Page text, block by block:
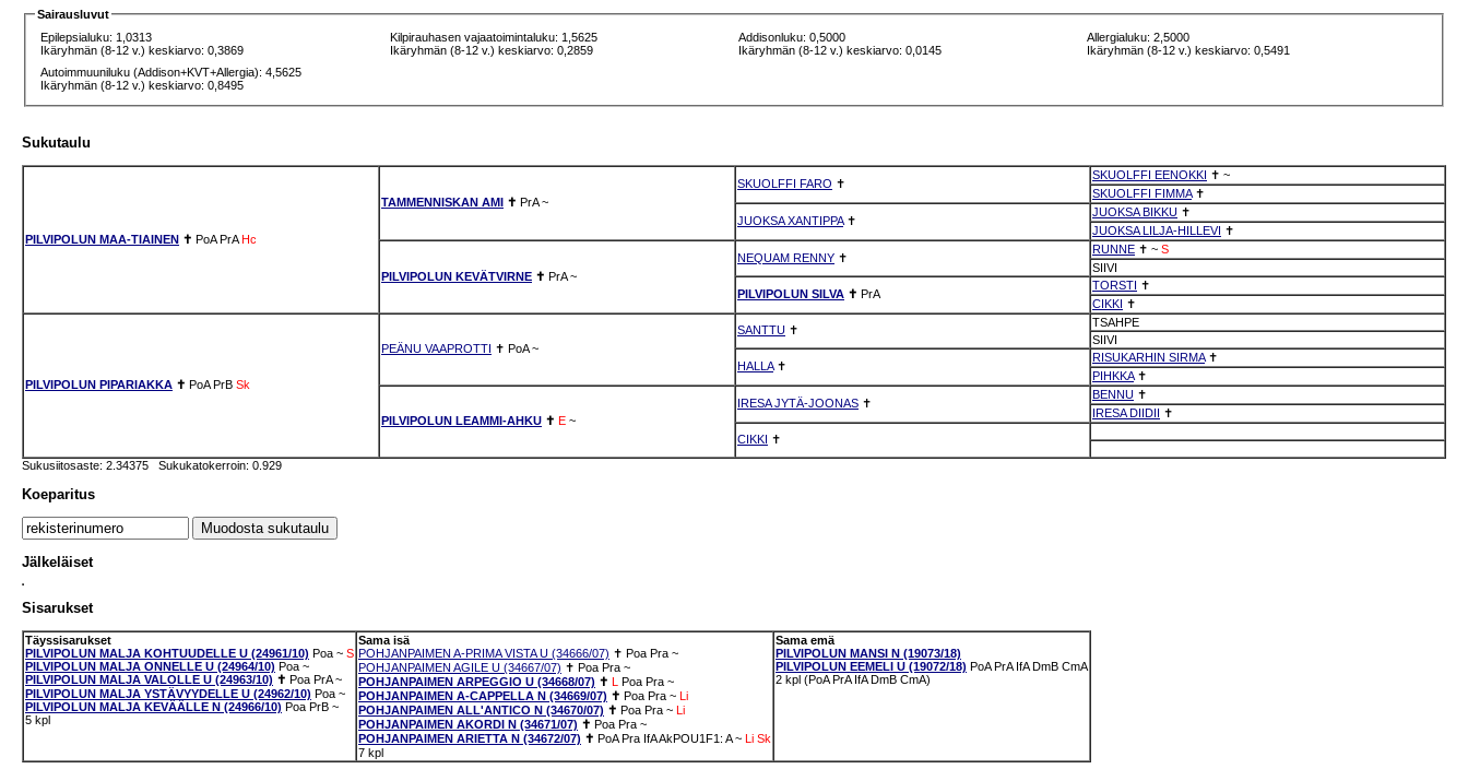
Sairausluvut
Epilepsialuku: 1,0313
Ikäryhmän (8-12 v.) keskiarvo: 0,3869
Kilpirauhasen vajaatoimintaluku: 1,5625
Ikäryhmän (8-12 v.) keskiarvo: 0,2859
Addisonluku: 0,5000
Ikäryhmän (8-12 v.) keskiarvo: 0,0145
Allergialuku: 2,5000
Ikäryhmän (8-12 v.) keskiarvo: 0,5491
Autoimmuuniluku (Addison+KVT+Allergia): 4,5625
Ikäryhmän (8-12 v.) keskiarvo: 0,8495
Sukutaulu
PILVIPOLUN MAA-TIAINEN ✝ PoA PrA Hc
TAMMENNISKAN AMI ✝ PrA ~
SKUOLFFI FARO ✝
SKUOLFFI EENOKKI ✝ ~
SKUOLFFI FIMMA✝
JUOKSA XANTIPPA✝
JUOKSA BIKKU ✝
JUOKSA LILJA-HILLEVI ✝
PILVIPOLUN KEVÄTVIRNE ✝ PrA ~
NEQUAM RENNY ✝
RUNNE ✝ ~ S
SIIVI
PILVIPOLUN SILVA ✝ PrA
TORSTI ✝
CIKKI ✝
PILVIPOLUN PIPARIAKKA ✝ PoA PrB Sk
PEÄNU VAAPROTTI ✝ PoA ~
SANTTU ✝
TSAHPE
SIIVI
HALLA✝
RISUKARHIN SIRMA✝
PIHKKA✝
PILVIPOLUN LEAMMI-AHKU ✝ E ~
IRESA JYTÄ-JOONAS ✝
BENNU ✝
IRESA DIIDII ✝
CIKKI ✝
Sukusiitosaste: 2.34375 Sukukatokerroin: 0.929
Koeparitus
Jälkeläiset
Sisarukset
Täyssisarukset
PILVIPOLUN MALJA KOHTUUDELLE U (24961/10) Poa ~ S
PILVIPOLUN MALJA ONNELLE U (24964/10) Poa ~
PILVIPOLUN MALJA VALOLLE U (24963/10) ✝ Poa PrA ~
PILVIPOLUN MALJA YSTÄVYYDELLE U (24962/10) Poa ~
PILVIPOLUN MALJA KEVÄÄLLE N (24966/10) Poa PrB ~
5 kpl
Sama isä
POHJANPAIMEN A-PRIMA VISTA U (34666/07) ✝ Poa Pra ~
POHJANPAIMEN AGILE U (34667/07) ✝ Poa Pra ~
POHJANPAIMEN ARPEGGIO U (34668/07) ✝ L Poa Pra ~
POHJANPAIMEN A-CAPPELLA N (34669/07) ✝ Poa Pra ~ Li
POHJANPAIMEN ALL'ANTICO N (34670/07) ✝ Poa Pra ~ Li
POHJANPAIMEN AKORDI N (34671/07) ✝ Poa Pra ~
POHJANPAIMEN ARIETTA N (34672/07) ✝ PoA Pra IfAAkPOU1F1: A ~ Li Sk
7 kpl
Sama emä
PILVIPOLUN MANSI N (19073/18)
PILVIPOLUN EEMELI U (19072/18) PoA PrA IfA DmB CmA
2 kpl (PoA PrA IfA DmB CmA)